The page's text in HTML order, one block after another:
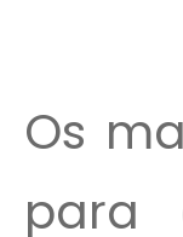
Os
para